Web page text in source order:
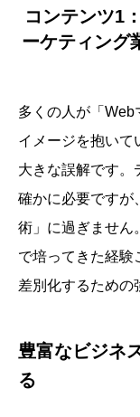
コンテンツ1
ーケティング
多くの人が「Web
イメージを抱いて
大きな誤解です。
確かに必要ですが
術」に過ぎません
で培ってきた経験
差別化するための
豊富なビジネ
る